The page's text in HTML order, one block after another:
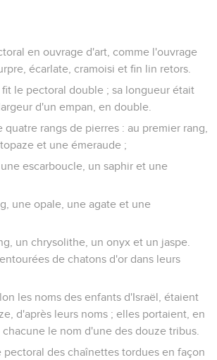
en ouvrage d'art, comme l'ouvrage
écarlate, cramoisi et fin lin retors.
fit le pectoral double ; sa longueur était
d'un empan, en double.
quatre rangs de pierres : au premier rang,
et une émeraude ;
escarboucle, un saphir et une
une opale, une agate et une
un chrysolithe, un onyx et un jaspe.
de chatons d'or dans leurs
les noms des enfants d'Israël, étaient
d'après leurs noms ; elles portaient, en
le nom d'une des douze tribus.
pectoral des chaînettes tordues en façon